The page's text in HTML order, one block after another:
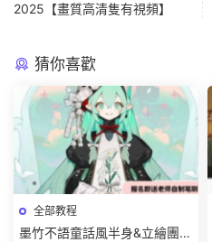
2025【畫質高清隻有視頻】
猜你喜歡
全部教程
墨竹不語童話風半身&立繪團練